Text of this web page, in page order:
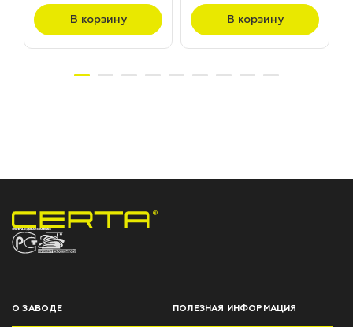
В корзину В корзину
НПП «СПЕКТР» ЗАВОД ЛАКОКРАСОЧНЫХ МАТЕРИАЛОВ
О ЗАВОДЕ ПОЛЕЗНАЯ ИНФОРМАЦИЯ